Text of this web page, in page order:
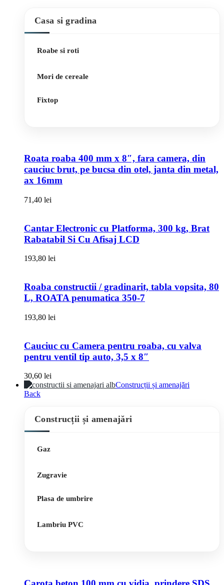
Casa si gradina
Roabe si roti
Mori de cereale
Fixtop
Roata roaba 400 mm x 8″, fara camera, din
cauciuc brut, pe bucsa din otel, janta din metal,
ax 16mm
71,40 lei
Cantar Electronic cu Platforma, 300 kg, Brat
Rabatabil Si Cu Afisaj LCD
193,80 lei
Roaba constructii / gradinarit, tabla vopsita, 80
L, ROATA penumatica 350-7
193,80 lei
Cauciuc cu Camera pentru roaba, cu valva
pentru ventil tip auto, 3,5 x 8″
30,60 lei
Construcții și amenajări
Back
Construcții și amenajări
Gaz
Zugravie
Plasa de umbrire
Lambriu PVC